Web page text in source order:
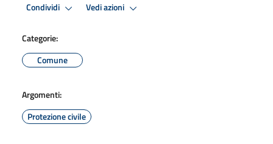
Condividi Vedi azioni
Categorie:
Comune
Argomenti:
Protezione civile